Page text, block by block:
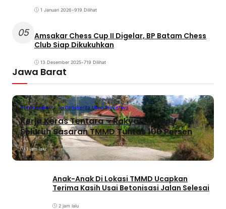
1 Januari 2026•919 Dilihat
05 Amsakar Chess Cup II Digelar, BP Batam Chess
Club Siap Dikukuhkan
13 Desember 2025•719 Dilihat
Jawa Barat
BandungBerita TerbaruBerita UtamaPeristiwa
Kerja Keras Tentara – Rakyat, Hampir
Seluruh Sasaran TMMD Tuntas 100 Persen
1 jam lalu
Anak-Anak Di Lokasi TMMD Ucapkan
Terima Kasih Usai Betonisasi Jalan Selesai
2 jam lalu